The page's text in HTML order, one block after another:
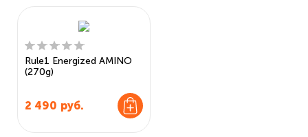
Rule1 Energized AMINO
(270g)
2 490 руб.